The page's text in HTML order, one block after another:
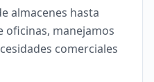
almacenes hasta
oficinas, manejamos
comerciales